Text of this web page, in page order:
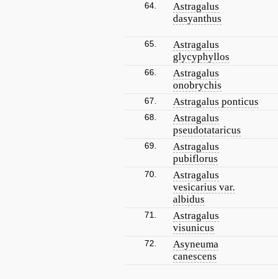
64.
Astragalus
dasyanthus
65.
Astragalus
glycyphyllos
66.
Astragalus
onobrychis
67. Astragalus ponticus
68.
Astragalus
pseudotataricus
69.
Astragalus
pubiflorus
70.
Astragalus
vesicarius var.
albidus
71.
Astragalus
visunicus
72.
Asyneuma
canescens